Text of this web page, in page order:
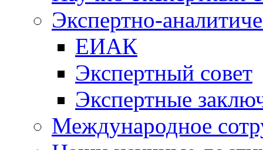
Экспертно-
ЕИАК
Экспертный совет
Экспертные
Международное